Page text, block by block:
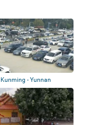
Kunming - Yunnan
Nationalitätendorf